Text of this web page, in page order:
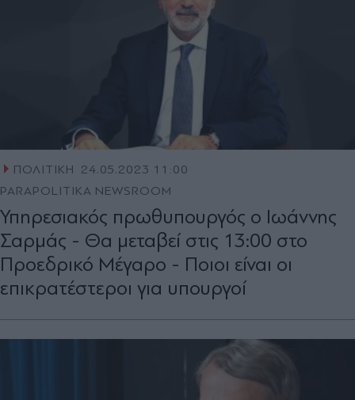
ΠΟΛΙΤΙΚΗ
24.05.2023 11:00
PARAPOLITIKA NEWSROOM
Υπηρεσιακός πρωθυπουργός ο Ιωάννης
Σαρμάς - Θα μεταβεί στις 13:00 στο
Προεδρικό Μέγαρο - Ποιοι είναι οι
επικρατέστεροι για υπουργοί